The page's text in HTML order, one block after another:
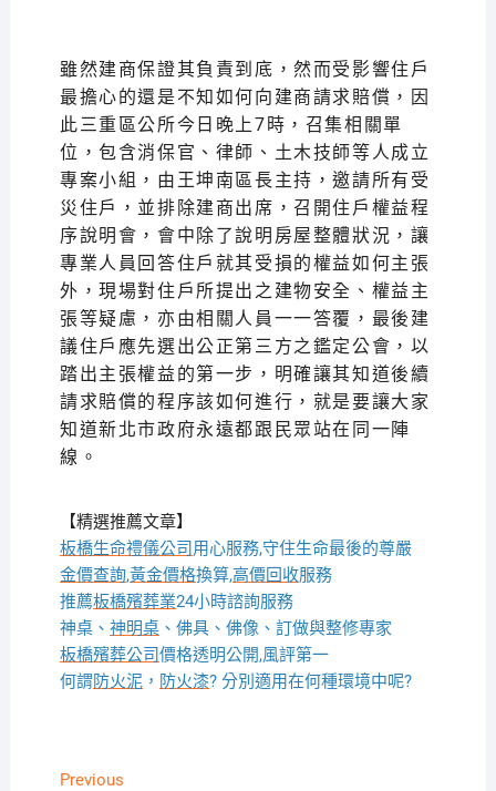
雖然建商保證其負責到底，然而受影響住戶
最擔心的還是不知如何向建商請求賠償，因
此三重區公所今日晚上7時，召集相關單
位，包含消保官、律師、土木技師等人成立
專案小組，由王坤南區長主持，邀請所有受
災住戶，並排除建商出席，召開住戶權益程
序說明會，會中除了說明房屋整體狀況，讓
專業人員回答住戶就其受損的權益如何主張
外，現場對住戶所提出之建物安全、權益主
張等疑慮，亦由相關人員一一答覆，最後建
議住戶應先選出公正第三方之鑑定公會，以
踏出主張權益的第一步，明確讓其知道後續
請求賠償的程序該如何進行，就是要讓大家
知道新北市政府永遠都跟民眾站在同一陣
線。
【精選推薦文章】
板橋生命禮儀公司用心服務,守住生命最後的尊嚴
金價查詢,黃金價格換算,高價回收服務
推薦板橋殯葬業24小時諮詢服務
神桌、 神明桌、佛具、佛像、訂做與整修專家
板橋殯葬公司價格透明公開,風評第一
何謂防火泥， 防火漆? 分別適用在何種環境中呢?
文
PreviousPrevious